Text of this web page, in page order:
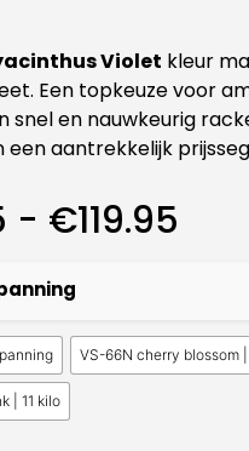
Violet kleur
Een topkeuze voor
snel en nauwkeurig
een aantrekkelijk
- €119.95
VS-66N cherry blossom |
| 11 kilo